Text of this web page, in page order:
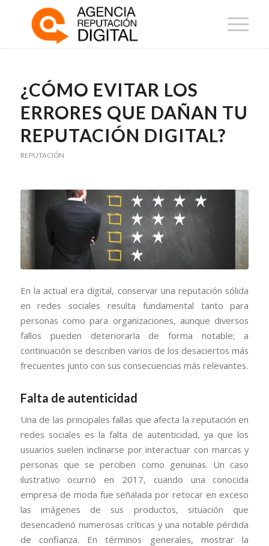
¿CÓMO EVITAR LOS
ERRORES QUE DAÑAN TU
REPUTACIÓN DIGITAL?
REPUTACIÓN
En la actual era digital, conservar una reputación sólida
en redes sociales resulta fundamental tanto para
personas como para organizaciones, aunque diversos
fallos pueden deteriorarla de forma notable; a
continuación se describen varios de los desaciertos más
frecuentes junto con sus consecuencias más relevantes.
Falta de autenticidad
Una de las principales fallas que afecta la reputación en
redes sociales es la falta de autenticidad, ya que los
usuarios suelen inclinarse por interactuar con marcas y
personas que se perciben como genuinas. Un caso
ilustrativo ocurrió en 2017, cuando una conocida
empresa de moda fue señalada por retocar en exceso
las imágenes de sus productos, situación que
desencadenó numerosas críticas y una notable pérdida
de confianza. En términos generales, mostrar la